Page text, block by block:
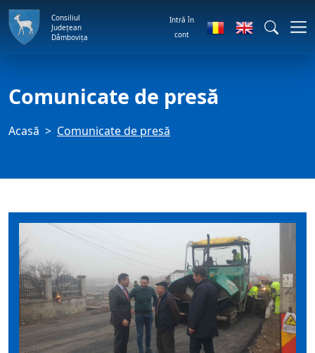
Consiliul
Județean
Dâmbovița
Intră în
cont
Comunicate de presă
Acasă Comunicate de presă